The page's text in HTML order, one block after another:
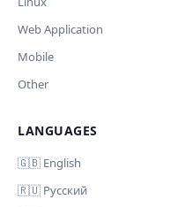
Web Application
Mobile
Other
LANGUAGES
🇬🇧 English
🇷🇺 Русский